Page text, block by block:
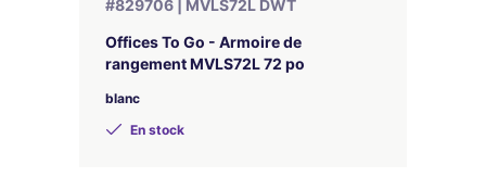
#829706 | MVLS72L DWT
Offices To Go - Armoire de
rangement MVLS72L 72 po
blanc
En stock